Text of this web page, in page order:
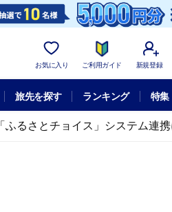
お気に入り ご利用ガイド 新規登録
旅先を探す ランキング 特集
「ふるさとチョイス」システム連